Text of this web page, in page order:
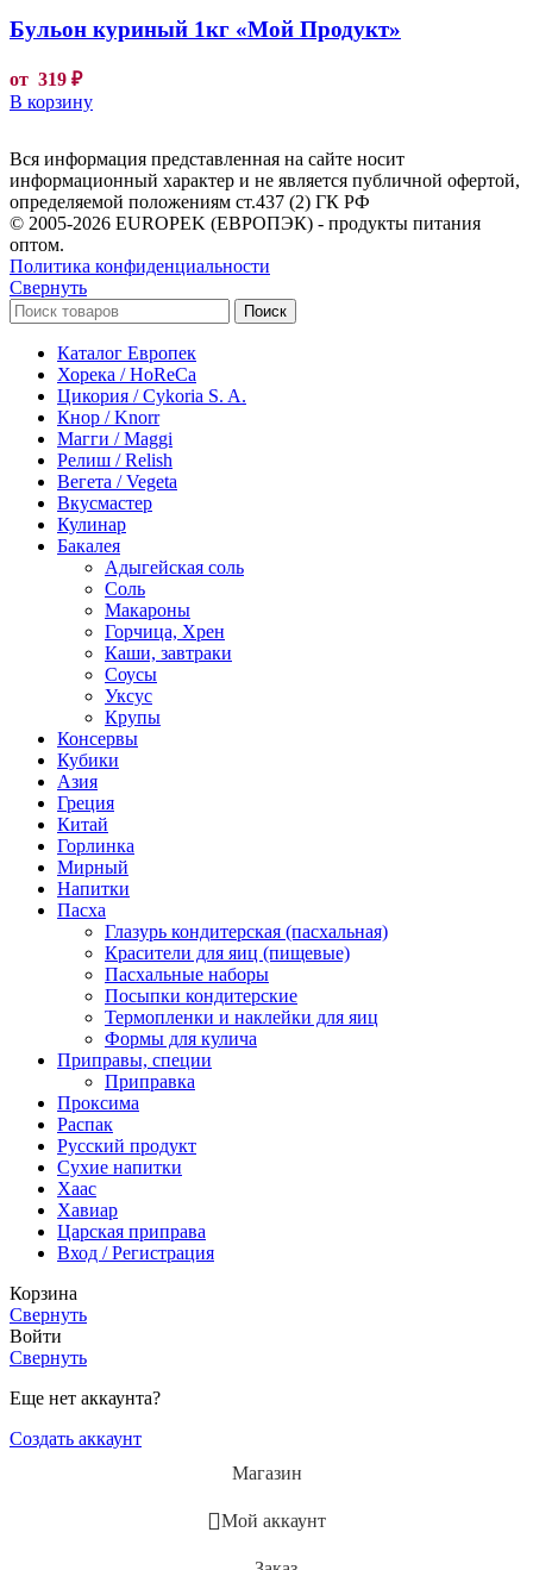
Бульон куриный 1кг «Мой Продукт»
от 319 ₽
В корзину
Вся информация представленная на сайте носит
информационный характер и не является публичной офертой,
определяемой положениям ст.437 (2) ГК РФ
© 2005-2026 EUROPEK (ЕВРОПЭК) - продукты питания
оптом.
Политика конфиденциальности
Свернуть
Поиск
Каталог Европек
Хорека / HoReCa
Цикория / Cykoria S. A.
Кнор / Knorr
Магги / Maggi
Релиш / Relish
Вегета / Vegeta
Вкусмастер
Кулинар
Бакалея
Адыгейская соль
Соль
Макароны
Горчица, Хрен
Каши, завтраки
Соусы
Уксус
Крупы
Консервы
Кубики
Азия
Греция
Китай
Горлинка
Мирный
Напитки
Пасха
Глазурь кондитерская (пасхальная)
Красители для яиц (пищевые)
Пасхальные наборы
Посыпки кондитерские
Термопленки и наклейки для яиц
Формы для кулича
Приправы, специи
Приправка
Проксима
Распак
Русский продукт
Сухие напитки
Хаас
Хавиар
Царская приправа
Вход / Регистрация
Корзина
Свернуть
Войти
Свернуть
Еще нет аккаунта?
Создать аккаунт
Магазин
Мой аккаунт